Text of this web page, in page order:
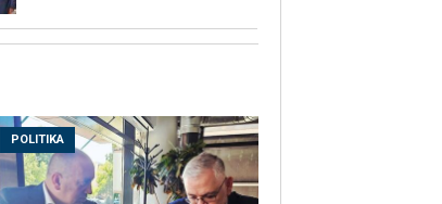
POLITIKA